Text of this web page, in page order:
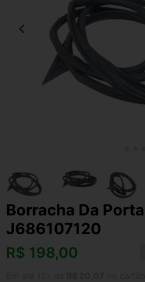
Borracha Da
J686107120
R$ 198,00